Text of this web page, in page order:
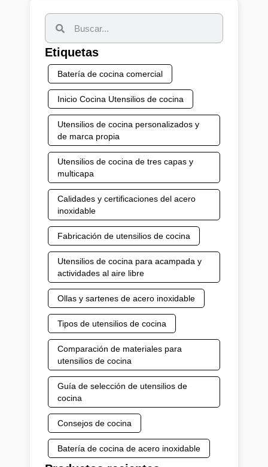
Etiquetas
Batería de cocina comercial
Inicio Cocina Utensilios de cocina
Utensilios de cocina personalizados y
de marca propia
Utensilios de cocina de tres capas y
multicapa
Calidades y certificaciones del acero
inoxidable
Fabricación de utensilios de cocina
Utensilios de cocina para acampada y
actividades al aire libre
Ollas y sartenes de acero inoxidable
Tipos de utensilios de cocina
Comparación de materiales para
utensilios de cocina
Guía de selección de utensilios de
cocina
Consejos de cocina
Batería de cocina de acero inoxidable